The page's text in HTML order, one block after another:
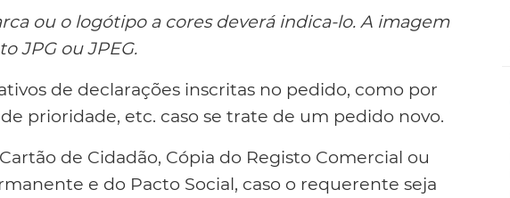
ou o logótipo a cores deverá indica-lo. A imagem
JPG ou JPEG.
de declarações inscritas no pedido, como por
prioridade, etc. caso se trate de um pedido novo.
de Cidadão, Cópia do Registo Comercial ou
e do Pacto Social, caso o requerente seja